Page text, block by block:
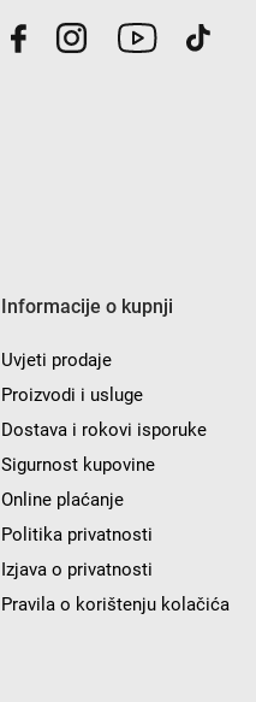
Informacije o kupnji
Uvjeti prodaje
Proizvodi i usluge
Dostava i rokovi isporuke
Sigurnost kupovine
Online plaćanje
Politika privatnosti
Izjava o privatnosti
Pravila o korištenju kolačića